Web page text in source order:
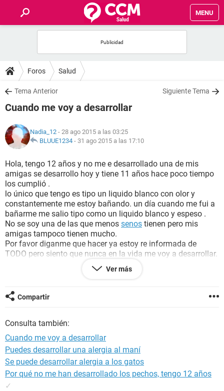
MENU
FOROS
SALUD
NUTRICIÓN
BIENESTAR
SEXUALIDAD
GLOSARIO
Foros Salud
Tema Anterior Siguiente Tema
Cuando me voy a desarrollar
Nadia_12 - 28 ago 2015 a las 03:25
BLUUE1234 - 31 ago 2015 a las 17:10
Hola, tengo 12 años y no me e desarrollado una de mis
amigas se desarrollo hoy y tiene 11 años hace poco tiempo
los cumplió .
lo único que tengo es tipo un liquido blanco con olor y
constantemente me estoy bañando. un día cuando me fui a
bañarme me salio tipo como un liquido blanco y espeso .
No se soy una de las que menos senos tienen pero mis
amigas tampoco tienen mucho.
Por favor diganme que hacer ya estoy re informada de
TODO pero siento que nunca en la vida me voy a desarrollar.
Ami una doctora me dijo que se desarrolla despues que te
sale el pezón pero a mino me ha salido.
Ver más
Compartir
Consulta también:
Cuando me voy a desarrollar
Puedes desarrollar una alergia al maní
Se puede desarrollar alergia a los gatos
Por qué no me han desarrollado los pechos, tengo 12 años
✓